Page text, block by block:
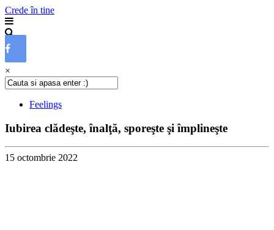
Crede în tine
×
Feelings
Iubirea clădeşte, înalţă, sporeşte şi împlineşte
15 octombrie 2022